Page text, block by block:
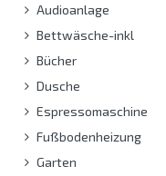
Audioanlage
Bettwäsche-inkl
Bücher
Dusche
Espressomaschine
Fußbodenheizung
Garten